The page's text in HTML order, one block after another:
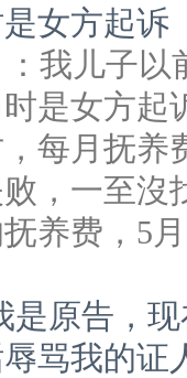
女方起诉
：我儿子
时是女方起
每月抚养
，一至沒
养费，5
是原告，
骂我的证